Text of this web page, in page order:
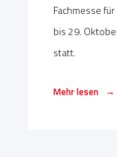
Fachmesse
bis 29.
statt.
Mehr lesen →